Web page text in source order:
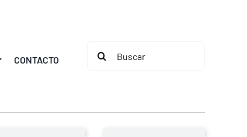
CONTACTO
Buscar: